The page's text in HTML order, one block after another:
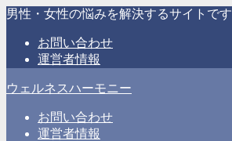
男性・女性の悩みを解決するサイトです
お問い合わせ
運営者情報
ウェルネスハーモニー
お問い合わせ
運営者情報